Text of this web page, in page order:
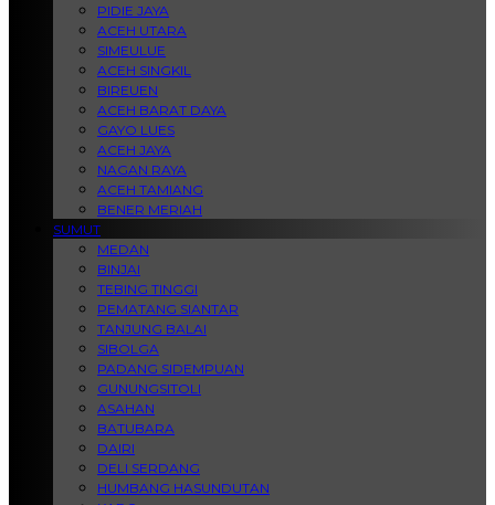
PIDIE JAYA
ACEH UTARA
SIMEULUE
ACEH SINGKIL
BIREUEN
ACEH BARAT DAYA
GAYO LUES
ACEH JAYA
NAGAN RAYA
ACEH TAMIANG
BENER MERIAH
SUMUT
MEDAN
BINJAI
TEBING TINGGI
PEMATANG SIANTAR
TANJUNG BALAI
SIBOLGA
PADANG SIDEMPUAN
GUNUNGSITOLI
ASAHAN
BATUBARA
DAIRI
DELI SERDANG
HUMBANG HASUNDUTAN